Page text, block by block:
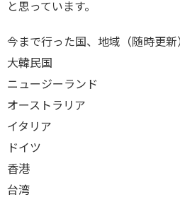
と思っています。
今まで行った国、地域（随時更新
大韓民国
ニュージーランド
オーストラリア
イタリア
ドイツ
香港
台湾